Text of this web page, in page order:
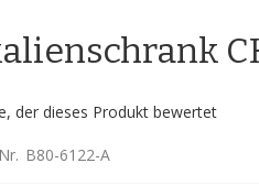
der dieses Produkt bewertet
B80-6122-A